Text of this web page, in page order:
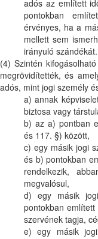
adós az említett
pontokban
érvényes, ha a
mellett sem
irányuló szándékát.
(4) Szintén
megrövidítették, és
adós, mint jogi személy
a) annak
biztosa vagy
b) az a) pontban
és 117. §) között,
c) egy másik jogi
és b) pontokban
rendelkezik,
megvalósul,
d) egy másik
pontokban
szervének tagja,
e) egy másik